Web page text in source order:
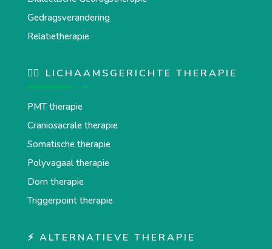
Gedragsverandering
Relatietherapie
💆‍♂️ LICHAAMSGERICHTE THERAPIE
PMT therapie
Craniosacrale therapie
Somatische therapie
Polyvagaal therapie
Dorn therapie
Triggerpoint therapie
⚡ ALTERNATIEVE THERAPIE